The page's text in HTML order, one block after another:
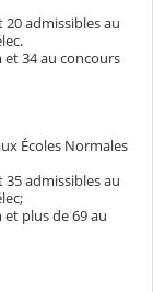
admissibles au
et 34 au concours
Écoles Normales
admissibles au
plus de 69 au